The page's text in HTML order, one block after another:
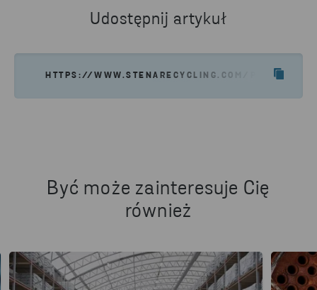
Udostępnij artykuł
HTTPS://WWW.STENARECYCLING.COM/PL/
Być może zainteresuje Cię
również